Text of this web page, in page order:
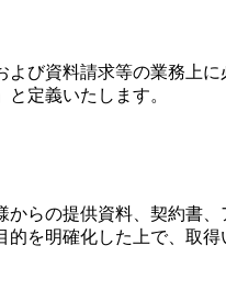
び資料請求等の業務上
定義いたします。
らの提供資料、契約書
を明確化した上で、取得